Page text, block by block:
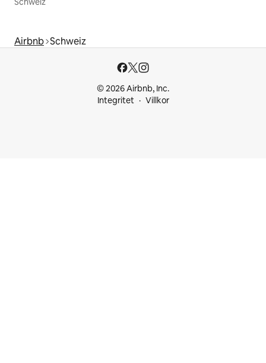
Airbnb Schweiz
© 2026 Airbnb, Inc.
Integritet
Villkor